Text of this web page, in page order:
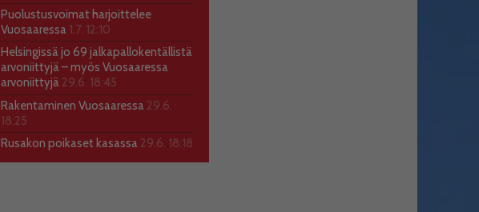
Puolustusvoimat harjoittelee
Vuosaaressa 1.7. 12:10
Helsingissä jo 69 jalkapallokentällistä
arvoniittyjä – myös Vuosaaressa
arvoniittyjä 29.6. 18:45
Rakentaminen Vuosaaressa 29.6.
18:25
Rusakon poikaset kasassa 29.6. 18:18